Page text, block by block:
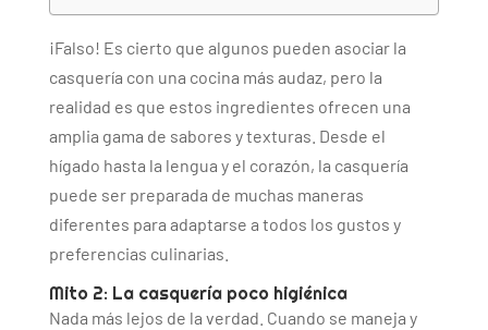
¡Falso! Es cierto que algunos pueden asociar la
casquería con una cocina más audaz, pero la
realidad es que estos ingredientes ofrecen una
amplia gama de sabores y texturas. Desde el
hígado hasta la lengua y el corazón, la casquería
puede ser preparada de muchas maneras
diferentes para adaptarse a todos los gustos y
preferencias culinarias.
Mito 2: La casquería poco higiénica
Nada más lejos de la verdad. Cuando se maneja y